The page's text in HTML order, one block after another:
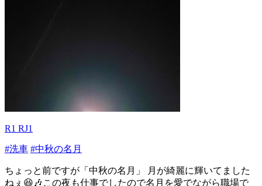
R1 RJ1
#洗車 #中秋の名月
ちょっと前ですが「中秋の名月」 月が綺麗に輝いてました
ねぇ😆🎶この夜も仕事でしたので名月を愛でながら職場で